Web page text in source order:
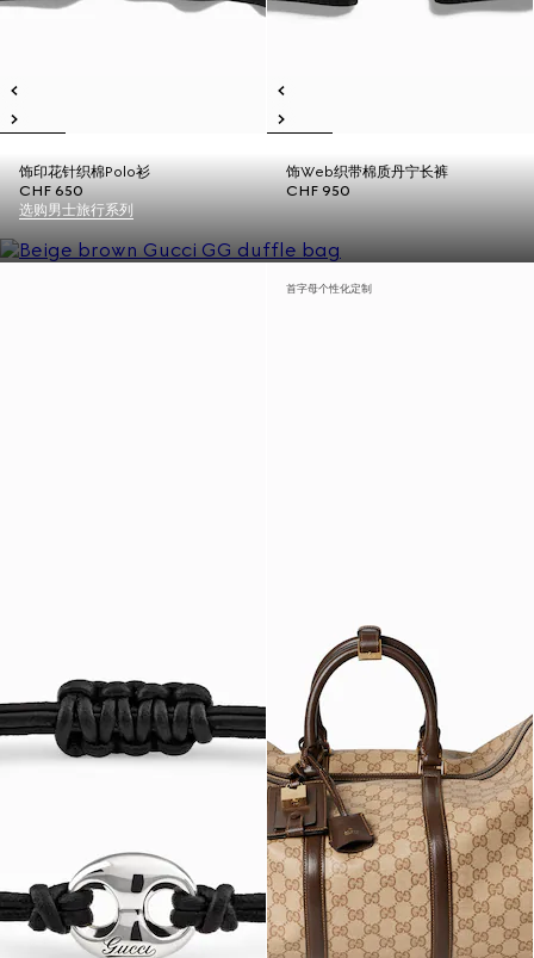
饰印花针织棉Polo衫
CHF 650
饰Web织带棉质丹宁长裤
CHF 950
选购男士旅行系列
首字母个性化定制